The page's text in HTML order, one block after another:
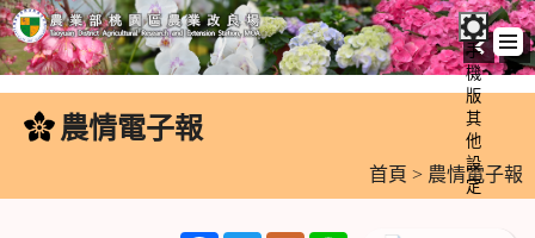
跳
內
手
機
版
其
他
設
定
農情電子報
首頁 > 農情電子報